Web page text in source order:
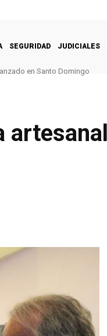
SEGURIDAD JUDICIALES
en Santo Domingo